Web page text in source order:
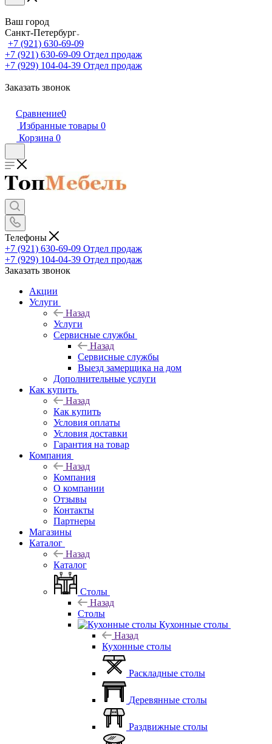
Ваш город
Санкт-Петербург
+7 (921) 630-69-09
+7 (921) 630-69-09 Отдел продаж
+7 (929) 104-04-39 Отдел продаж
Заказать звонок
Сравнение0
Избранные товары 0
Корзина 0
Телефоны
+7 (921) 630-69-09 Отдел продаж
+7 (929) 104-04-39 Отдел продаж
Заказать звонок
Акции
Услуги
Назад
Услуги
Сервисные службы
Назад
Сервисные службы
Выезд замерщика на дом
Дополнительные услуги
Как купить
Назад
Как купить
Условия оплаты
Условия доставки
Гарантия на товар
Компания
Назад
Компания
О компании
Отзывы
Контакты
Партнеры
Магазины
Каталог
Назад
Каталог
Столы
Назад
Столы
Кухонные столы
Назад
Кухонные столы
Раскладные столы
Деревянные столы
Раздвижные столы